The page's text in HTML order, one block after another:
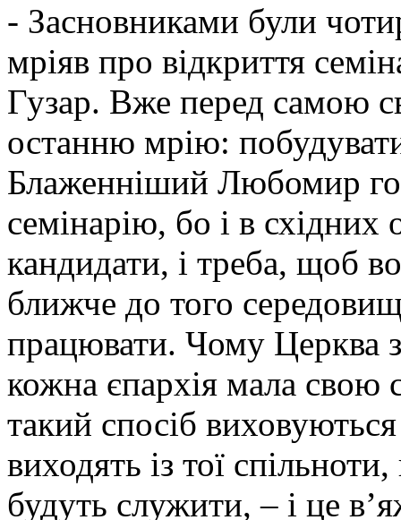
- Засновниками були
мріяв про відкриття
Гузар. Вже перед самою
останню мрію:
Блаженніший Любомир
семінарію, бо і в
кандидати, і треба, щоб
ближче до того
працювати. Чому Церква
кожна єпархія мала свою
такий спосіб
виходять із тої
будуть служити, – і це